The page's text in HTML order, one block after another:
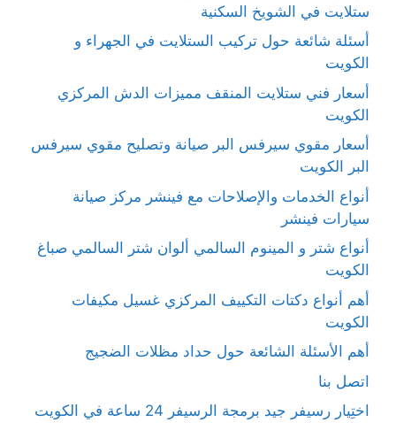
ستلايت في الشويخ السكنية
أسئلة شائعة حول تركيب الستلايت في الجهراء و
الكويت
أسعار فني ستلايت المنقف مميزات الدش المركزي
الكويت
أسعار مقوي سيرفس البر صيانة وتصليح مقوي سيرفس
البر الكويت
أنواع الخدمات والإصلاحات مع فينشر مركز صيانة
سيارات فينشر
أنواع شتر و المينوم السالمي ألوان شتر السالمي صباغ
الكويت
أهم أنواع دكتات التكييف المركزي غسيل مكيفات
الكويت
أهم الأسئلة الشائعة حول حداد مظلات الضجيج
اتصل بنا
اختِيار رسيفر جيد برمجة الرسيفر 24 ساعة في الكويت